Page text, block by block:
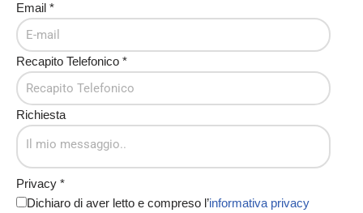
Email *
Recapito Telefonico *
Richiesta
Privacy *
Dichiaro di aver letto e compreso l’informativa privacy